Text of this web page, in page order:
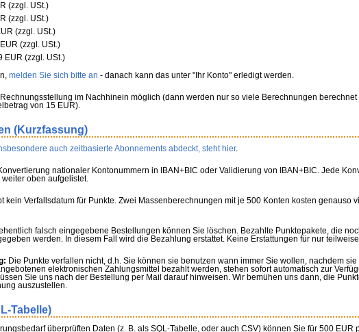
(zzgl. USt.)
(zzgl. USt.)
(zzgl. USt.)
(zzgl. USt.)
EUR (zzgl. USt.)
melden Sie sich bitte an - danach kann das unter "Ihr Konto" erledigt werden.
im Nachhinein möglich (dann werden nur so viele Berechnungen
von 15 EUR).
(Kurzfassung)
auch zeitbasierte Abonnements abdeckt, steht hier.
nationaler Kontonummern in IBAN+BIC oder Validierung von IBAN+BIC. Jede
oben aufgelistet.
kein Verfallsdatum für Punkte. Zwei Massenberechnungen mit je 500 Konten kosten genauso
falsch eingegebene Bestellungen können Sie löschen. Bezahlte Punktepakete, die
werden. In diesem Fall wird die Bezahlung erstattet. Keine Erstattungen für nur
Die Punkte verfallen nicht, d.h. Sie können sie benutzen wann immer Sie wollen, nachdem
elektronischen Zahlungsmittel bezahlt werden, stehen sofort automatisch zur
Sie uns nach der Bestellung per Mail darauf hinweisen. Wir bemühen uns dann, die
auszustellen.
Tabelle)
überprüften Daten (z. B. als SQL-Tabelle, oder auch CSV) können Sie für 500 EUR